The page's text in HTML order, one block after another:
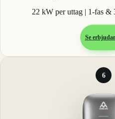
22 kW per uttag | 1-fas &
Se
6